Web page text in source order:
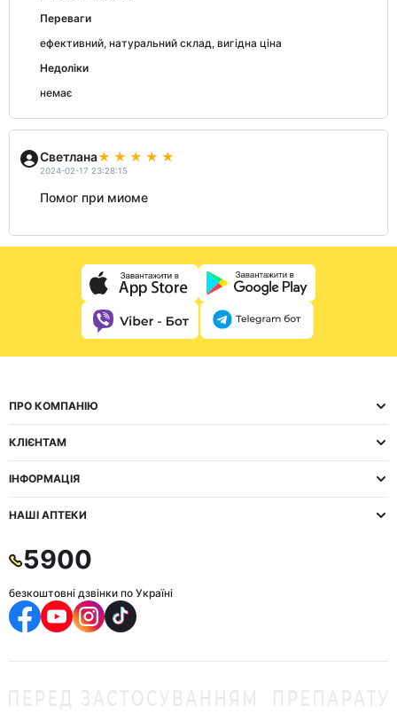
Переваги
ефективний, натуральний склад, вигідна ціна
Недоліки
немає
Светлана
2024-02-17 23:28:15
Помог при миоме
ПРО КОМПАНІЮ
КЛІЄНТАМ
ІНФОРМАЦІЯ
НАШІ АПТЕКИ
5900
безкоштовні дзвінки по Україні